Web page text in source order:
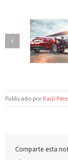
Publicado por Raúl
Comparte esta